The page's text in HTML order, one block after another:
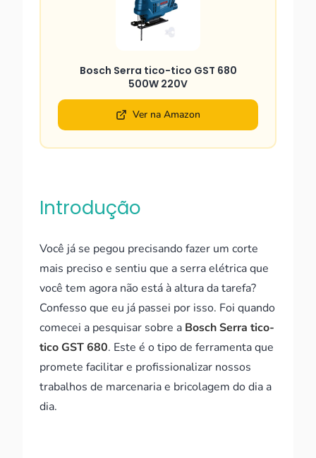
Bosch Serra tico-tico GST 680
500W 220V
Ver na Amazon
Introdução
Você já se pegou precisando fazer um corte
mais preciso e sentiu que a serra elétrica que
você tem agora não está à altura da tarefa?
Confesso que eu já passei por isso. Foi quando
comecei a pesquisar sobre a Bosch Serra tico-
tico GST 680. Este é o tipo de ferramenta que
promete facilitar e profissionalizar nossos
trabalhos de marcenaria e bricolagem do dia a
dia.